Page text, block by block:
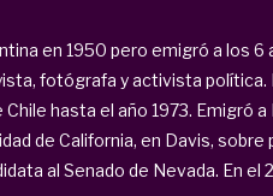
en 1950 pero emigró a los 6
fotógrafa y activista política.
hasta el año 1973. Emigró a
de California, en Davis, sobre
al Senado de Nevada. En el